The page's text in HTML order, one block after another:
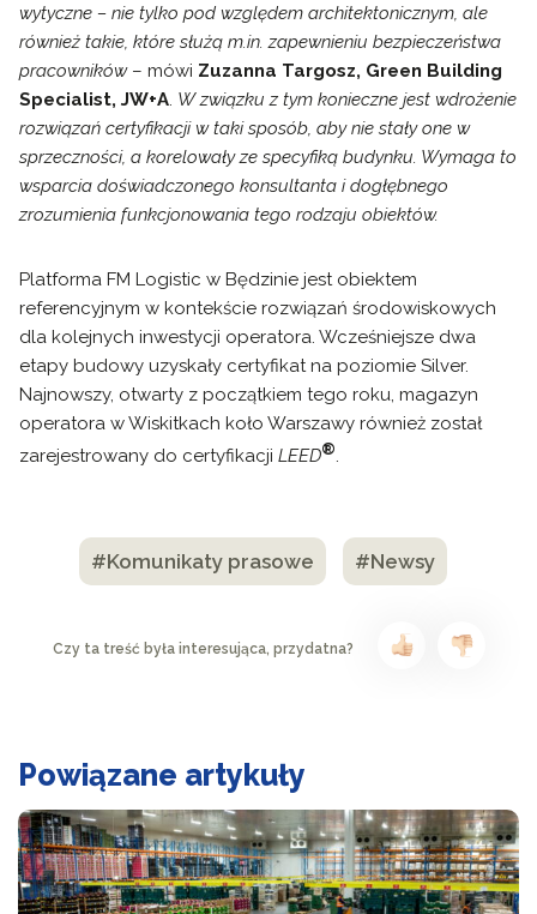
wytyczne – nie tylko pod względem architektonicznym, ale
również takie, które służą m.in. zapewnieniu bezpieczeństwa
pracowników– mówi Zuzanna Targosz, Green Building
Specialist, JW+A. W związku z tym konieczne jest wdrożenie
rozwiązań certyfikacji w taki sposób, aby nie stały one w
sprzeczności, a korelowały ze specyfiką budynku. Wymaga to
wsparcia doświadczonego konsultanta i dogłębnego
zrozumienia funkcjonowania tego rodzaju obiektów.
Platforma FM Logistic w Będzinie jest obiektem
referencyjnym w kontekście rozwiązań środowiskowych
dla kolejnych inwestycji operatora. Wcześniejsze dwa
etapy budowy uzyskały certyfikat na poziomie Silver.
Najnowszy, otwarty z początkiem tego roku, magazyn
operatora w Wiskitkach koło Warszawy również został
zarejestrowany do certyfikacji LEED®.
#Komunikaty prasowe #Newsy
Czy ta treść była interesująca, przydatna?
Powiązane artykuły